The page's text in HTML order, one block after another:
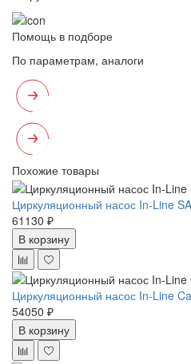
Помощь в подборе
По параметрам, аналоги
Похожие товары
Циркуляционный насос In-Line
61130 ₽
В корзину
Циркуляционный насос In-Line
54050 ₽
В корзину